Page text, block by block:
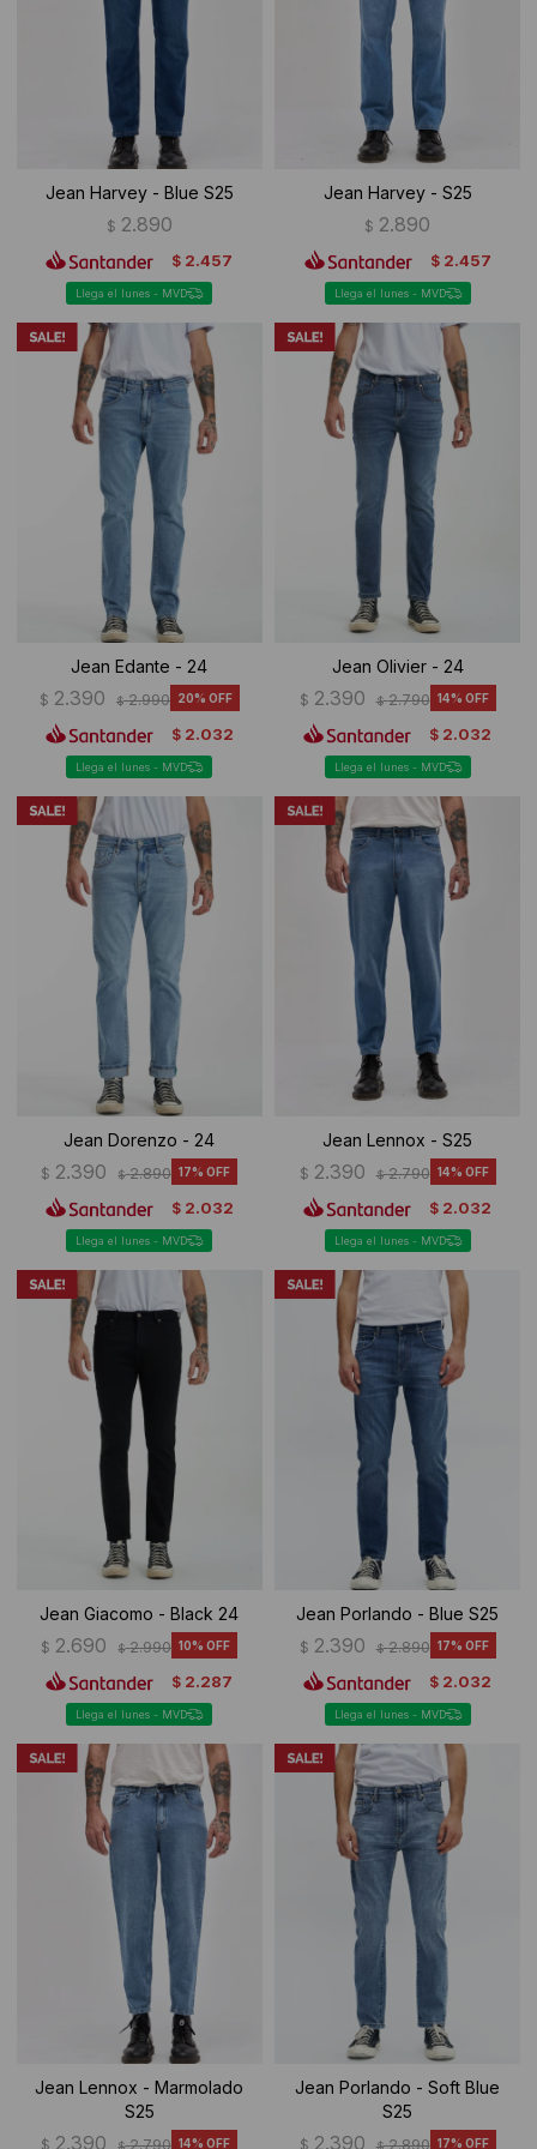
Jean Harvey - Blue S25
$ 2.890
$ 2.457
Llega el lunes - MVD
Jean Harvey - S25
$ 2.890
$ 2.457
Llega el lunes - MVD
Jean Edante - 24
$ 2.390 $ 2.990 20
$ 2.032
Llega el lunes - MVD
Jean Olivier - 24
$ 2.390 $ 2.790 14
$ 2.032
Llega el lunes - MVD
Jean Dorenzo - 24
$ 2.390 $ 2.890 17
$ 2.032
Llega el lunes - MVD
Jean Lennox - S25
$ 2.390 $ 2.790 14
$ 2.032
Llega el lunes - MVD
Jean Giacomo - Black 24
$ 2.690 $ 2.990 10
$ 2.287
Llega el lunes - MVD
Jean Porlando - Blue S25
$ 2.390 $ 2.890 17
$ 2.032
Llega el lunes - MVD
Jean Lennox - Marmolado
S25
$ 2.390 2.790 14
Jean Porlando - Soft Blue
S25
$ 2.390 2.890 17
Ropa Interior
Canguros
Camperas
Buzos
Shorts de baño
Sherpas
Camisas y blusas